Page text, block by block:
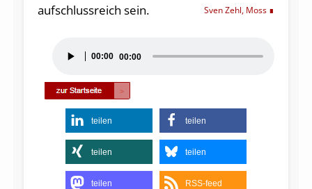
aufschlussreich sein.
Sven Zehl, Moss
Player
00:00 00:00
teilen teilen
teilen teilen
teilen RSS-feed